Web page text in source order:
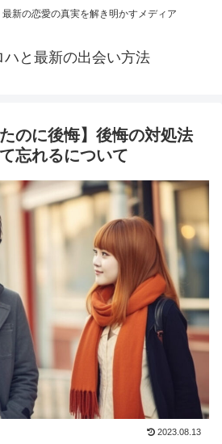
新の恋愛の真実を解き明かすメディア
ハと最新の出会い方法
のに後悔】後悔の対処法
忘れるについて
2023.08.13